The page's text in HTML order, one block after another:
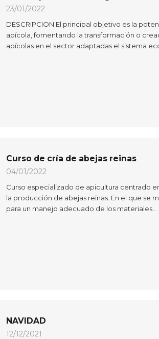
23/01/2022
DESCRIPCION El principal objetivo es la
apícola, fomentando la transformación o
apícolas en el sector adaptadas el sistema
Curso de cría de abejas reinas
04/01/2022
Curso especializado de apicultura centrado
la producción de abejas reinas. En el que se
para un manejo adecuado de los materiales…
NAVIDAD
12/12/2021